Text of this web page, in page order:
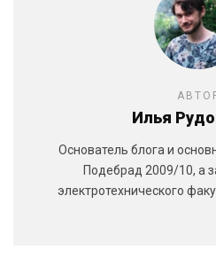
Илья
Основатель блога и
Подебрад 2009/10, а
электротехнического